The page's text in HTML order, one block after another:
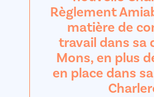
Règlement
matière de
travail dans sa
Mons, en plus
en place dans